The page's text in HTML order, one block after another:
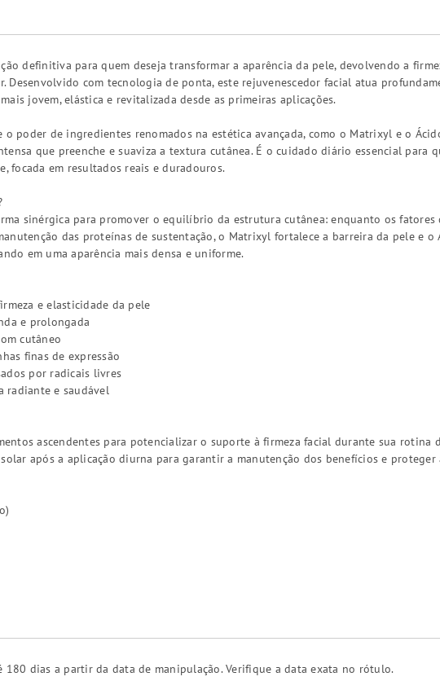
definitiva para quem deseja transformar a aparência da pele, devolvendo a
Desenvolvido com tecnologia de ponta, este rejuvenescedor facial atua
jovem, elástica e revitalizada desde as primeiras aplicações.
o poder de ingredientes renomados na estética avançada, como o Matrixyl e o
que preenche e suaviza a textura cutânea. É o cuidado diário essencial para
focada em resultados reais e duradouros.
sinérgica para promover o equilíbrio da estrutura cutânea: enquanto os fatores
das proteínas de sustentação, o Matrixyl fortalece a barreira da pele e o
em uma aparência mais densa e uniforme.
e elasticidade da pele
e prolongada
cutâneo
finas de expressão
por radicais livres
radiante e saudável
ascendentes para potencializar o suporte à firmeza facial durante sua rotina
após a aplicação diurna para garantir a manutenção dos benefícios e proteger
dias a partir da data de manipulação. Verifique a data exata no rótulo.